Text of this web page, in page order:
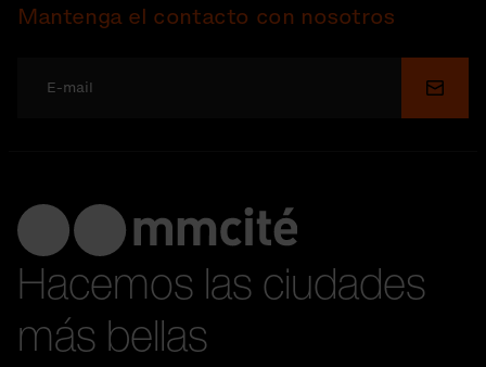
Mantenga el contacto con nosotros
Enviar
Hacemos las ciudades
más bellas